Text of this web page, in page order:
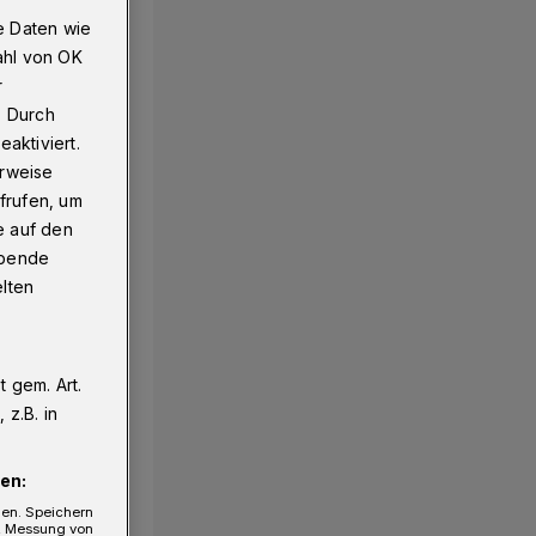
Daten wie
von OK
Durch
um
auf den
gem. Art.
z.B. in
Speichern
von